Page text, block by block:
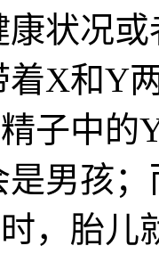
状况
X和Y
子中的
男孩
，胎儿